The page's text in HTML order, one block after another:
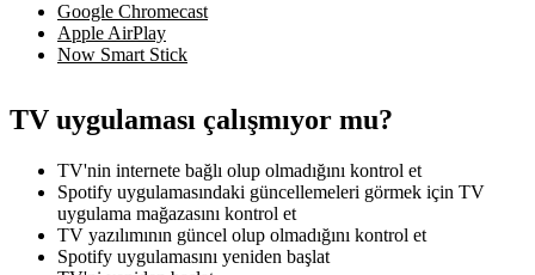
Google Chromecast
Apple AirPlay
Now Smart Stick
TV uygulaması çalışmıyor mu?
TV'nin internete bağlı olup olmadığını kontrol et
Spotify uygulamasındaki güncellemeleri görmek için TV
uygulama mağazasını kontrol et
TV yazılımının güncel olup olmadığını kontrol et
Spotify uygulamasını yeniden başlat